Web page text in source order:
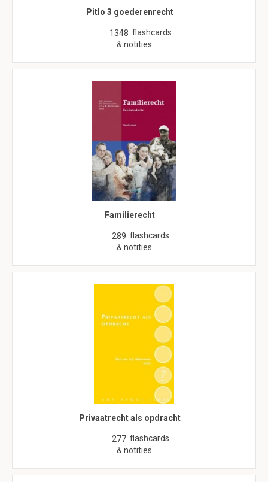
Pitlo 3 goederenrecht
1348 flashcards
& notities
Familierecht
289 flashcards
& notities
Privaatrecht als opdracht
277 flashcards
& notities